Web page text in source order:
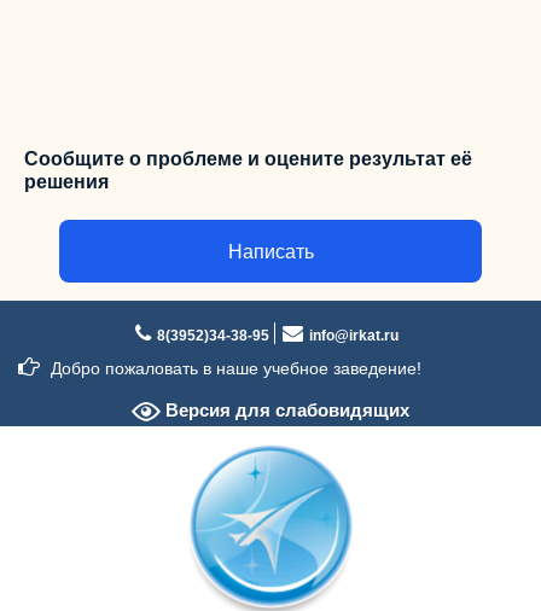
Сообщите о проблеме и оцените результат её
решения
Написать
содержимому
8(3952)34-38-95 info@irkat.ru
Добро пожаловать в наше учебное заведение!
Версия для слабовидящих